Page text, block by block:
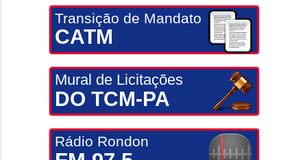
Transição de Mandato
CATM
Mural de Licitações
DO TCM-PA
Rádio Rondon